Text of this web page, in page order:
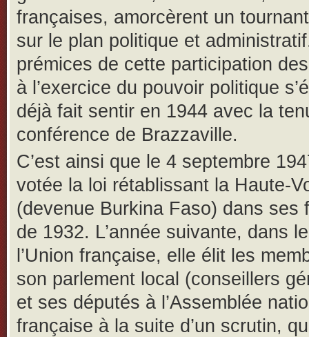
françaises, amorcèrent un
sur le plan politique et
prémices de cette participation
à l’exercice du pouvoir politique
déjà fait sentir en 1944 avec la
conférence de Brazzaville.
C’est ainsi que le 4 septembre
votée la loi rétablissant la Haute-
(devenue Burkina Faso) dans ses
de 1932. L’année suivante, dans
l’Union française, elle élit les
son parlement local (conseillers
et ses députés à l’Assemblée
française à la suite d’un scrutin,